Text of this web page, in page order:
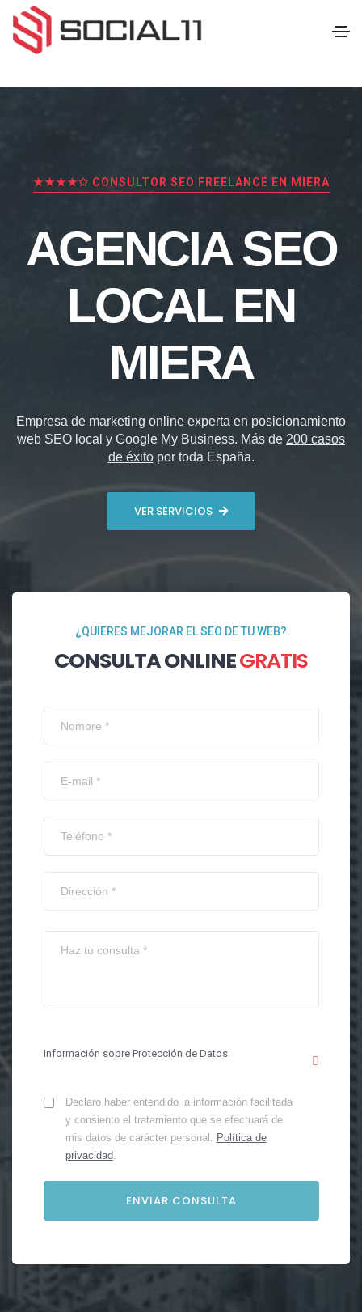
★★★★✩ CONSULTOR SEO FREELANCE EN MIERA
AGENCIA SEO
LOCAL EN
MIERA
Empresa de marketing online experta en posicionamiento
web SEO local y Google My Business. Más de 200 casos
de éxitopor toda España.
VER SERVICIOS
¿QUIERES MEJORAR EL SEO DE TU WEB?
CONSULTA ONLINEGRATIS
Información sobre Protección de Datos
Declaro haber entendido la información facilitada
y consiento el tratamiento que se efectuará de
mis datos de carácter personal. Política de
privacidad.